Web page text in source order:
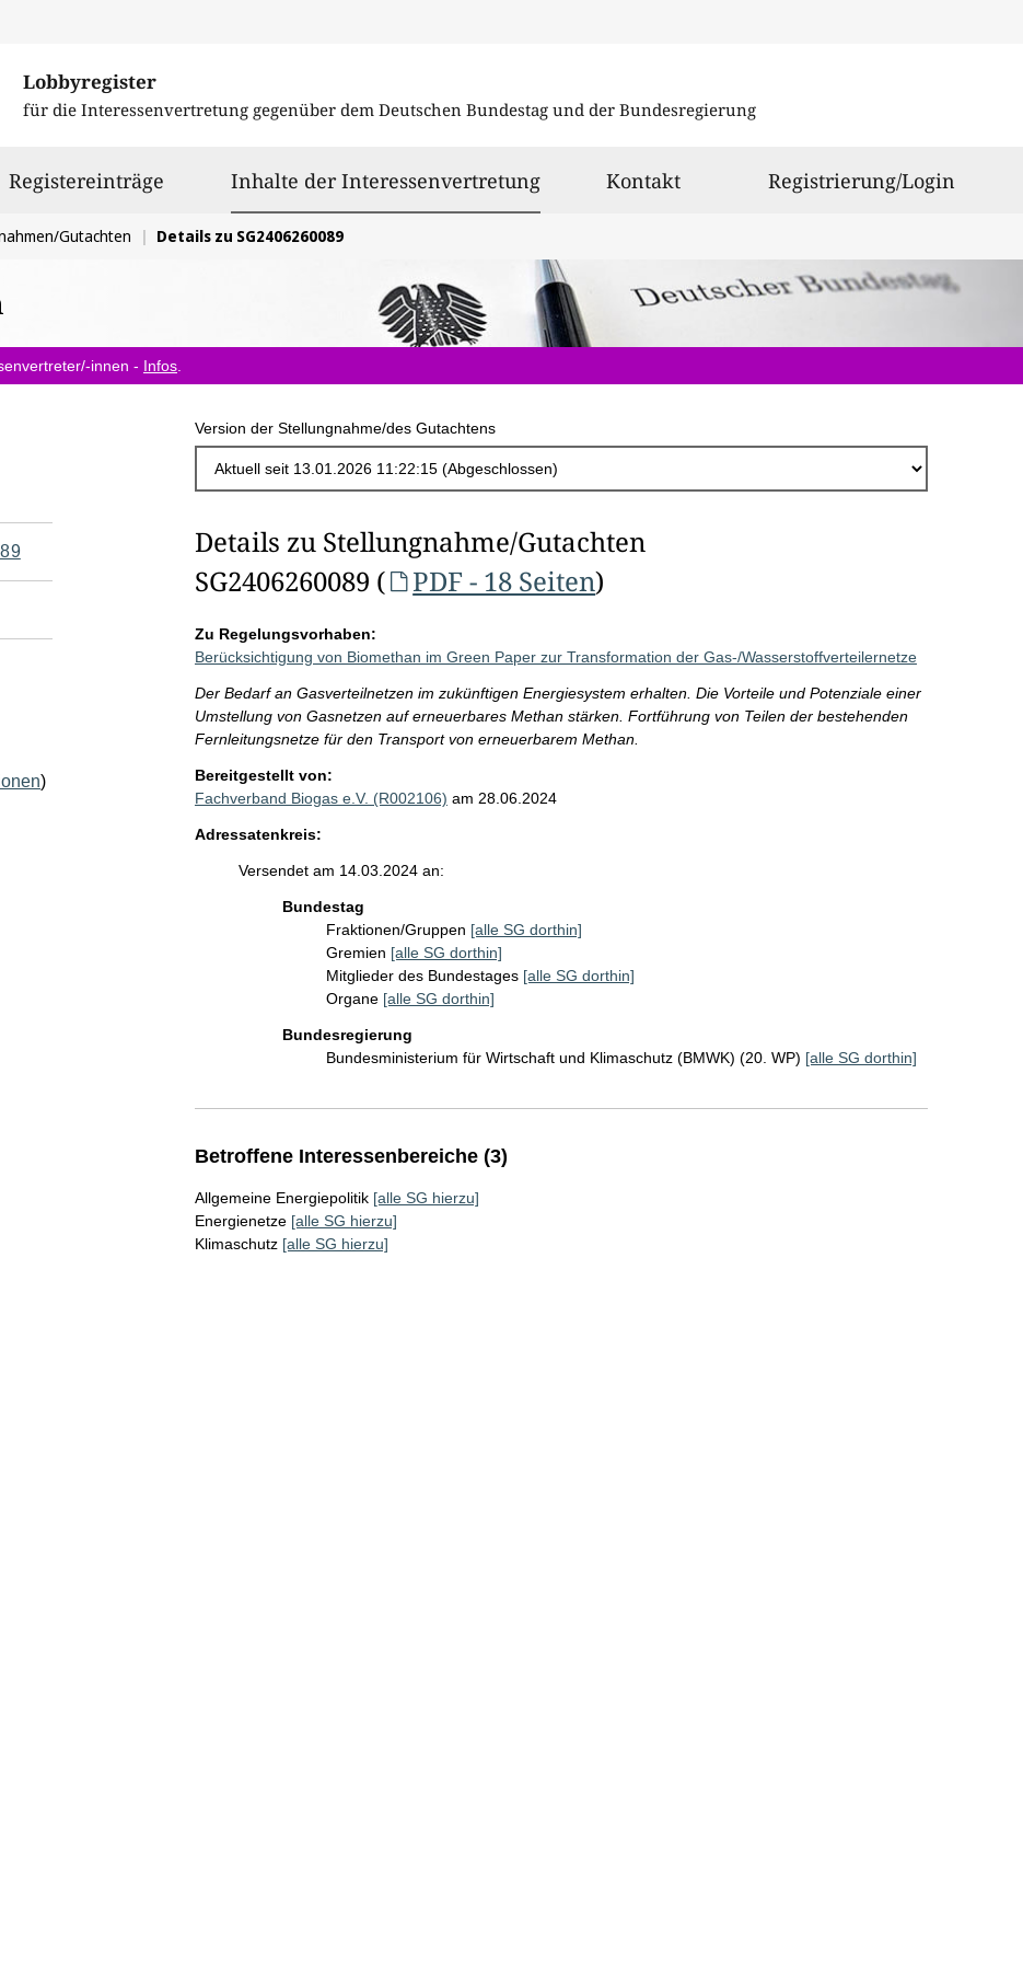
Lobbyregister
für die Interessenvertretung gegenüber dem Deutschen Bundestag und der Bundesregierung
Registereinträge Inhalte der Interessenvertretungausgewählt
Kontakt Registrierung/Login
Gutachten Details zu SG2406260089
innen - Infos
Version der Stellungnahme/des Gutachtens
)
Details zu Stellungnahme/Gutachten
SG2406260089 (
PDF - 18 Seiten)
Zu Regelungsvorhaben:
Berücksichtigung von Biomethan im Green Paper zur Transformation der Gas-/Wasserstoffverteilernetze
Der Bedarf an Gasverteilnetzen im zukünftigen Energiesystem erhalten. Die Vorteile und Potenziale einer
Umstellung von Gasnetzen auf erneuerbares Methan stärken. Fortführung von Teilen der bestehenden
Fernleitungsnetze für den Transport von erneuerbarem Methan.
Bereitgestellt von:
Fachverband Biogas e.V. (R002106) am 28.06.2024
Adressatenkreis:
Versendet am 14.03.2024 an:
Bundestag
Fraktionen/Gruppen [alle SG dorthin]
Gremien [alle SG dorthin]
Mitglieder des Bundestages [alle SG dorthin]
Organe [alle SG dorthin]
Bundesregierung
Bundesministerium für Wirtschaft und Klimaschutz (BMWK) (20. WP) [alle SG dorthin]
Betroffene Interessenbereiche (3)
Allgemeine Energiepolitik [alle SG hierzu]
Energienetze [alle SG hierzu]
Klimaschutz [alle SG hierzu]